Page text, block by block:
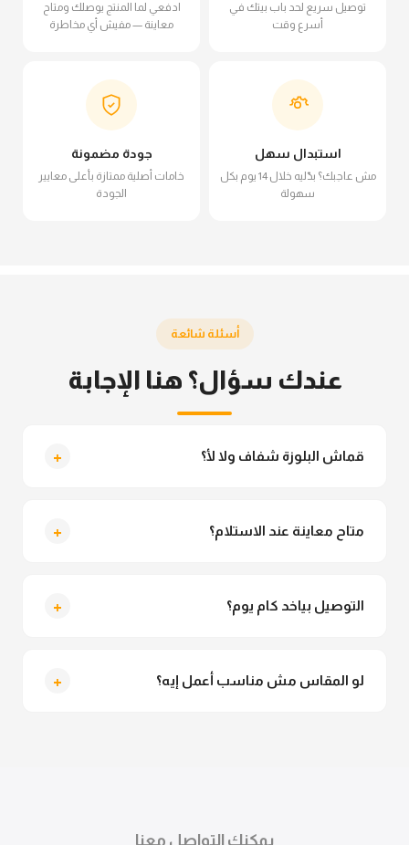
توصيل سريع لحد باب بيتك في
أسرع وقت
ادفعي لما المنتج يوصلك ومتاح
معاينة — مفيش أي مخاطرة
استبدال سهل
مش عاجبك؟ بدّليه خلال 14 يوم بكل
سهولة
جودة مضمونة
خامات أصلية ممتازة بأعلى معايير
الجودة
أسئلة شائعة
عندك سؤال؟ هنا الإجابة
قماش البلوزة شفاف ولا لأ؟ +
متاح معاينة عند الاستلام؟ +
التوصيل بياخد كام يوم؟ +
لو المقاس مش مناسب أعمل إيه؟ +
يمكنك التواصل معنا